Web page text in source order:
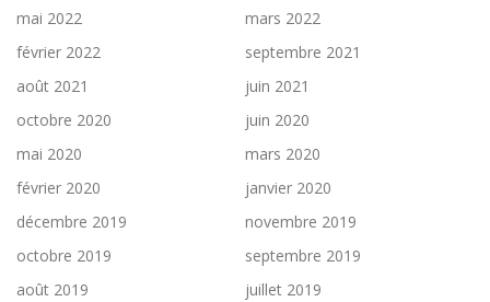
mai 2022
mars 2022
février 2022
septembre 2021
août 2021
juin 2021
octobre 2020
juin 2020
mai 2020
mars 2020
février 2020
janvier 2020
décembre 2019
novembre 2019
octobre 2019
septembre 2019
août 2019
juillet 2019